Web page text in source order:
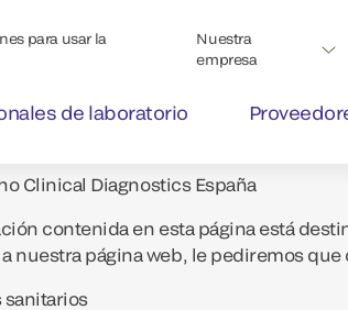
para usar la
Nuestra
empresa
de laboratorio
Clinical Diagnostics España
contenida en esta página está
nuestra página web, le pediremos
sanitarios